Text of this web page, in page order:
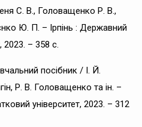
С. В., Головащенко Р. В.,
Ю. П. – Ірпінь : Державний
2023. – 358 с.
посібник / І. Й.
Р. В. Головащенко та ін. –
університет, 2023. – 312